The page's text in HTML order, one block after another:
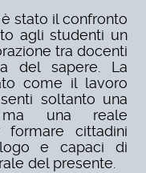
stato il confronto
agli studenti un
tra docenti
del sapere. La
come il lavoro
soltanto una
ma una reale
formare cittadini
e capaci di
del presente.